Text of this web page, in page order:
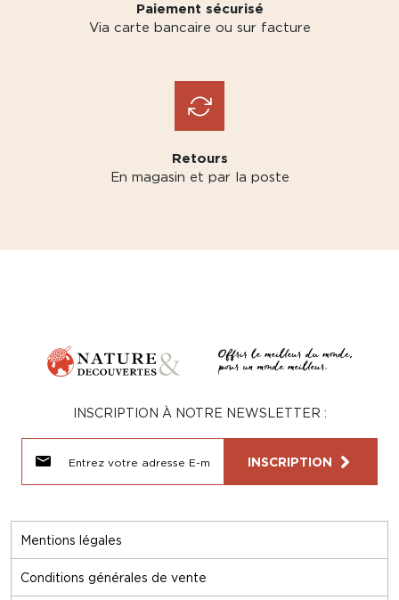
Paiement sécurisé
Via carte bancaire ou sur facture
Retours
En magasin et par la poste
Mentions légales
Conditions générales de vente
INSCRIPTION À NOTRE NEWSLETTER :
INSCRIPTION